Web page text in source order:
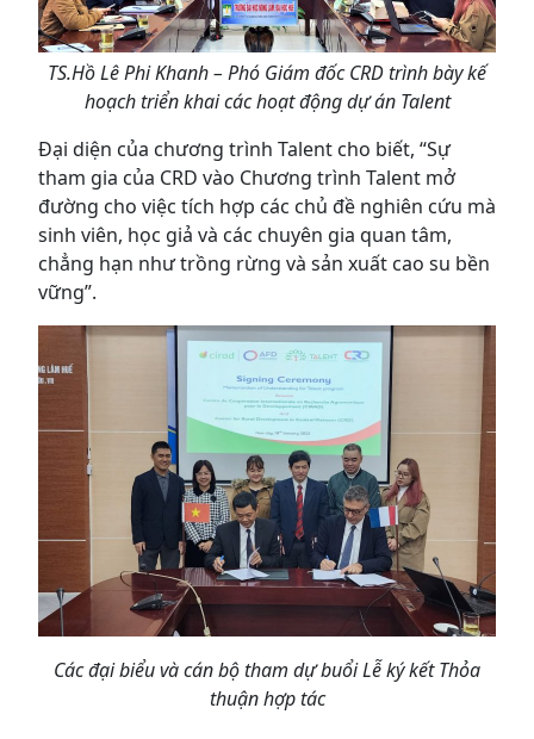
TS.Hồ Lê Phi Khanh – Phó Giám đốc CRD trình bày kế
hoạch triển khai các hoạt động dự án Talent
Đại diện của chương trình Talent cho biết, “Sự
tham gia của CRD vào Chương trình Talent mở
đường cho việc tích hợp các chủ đề nghiên cứu mà
sinh viên, học giả và các chuyên gia quan tâm,
chẳng hạn như trồng rừng và sản xuất cao su bền
vững”.
Các đại biểu và cán bộ tham dự buổi Lễ ký kết Thỏa
thuận hợp tác